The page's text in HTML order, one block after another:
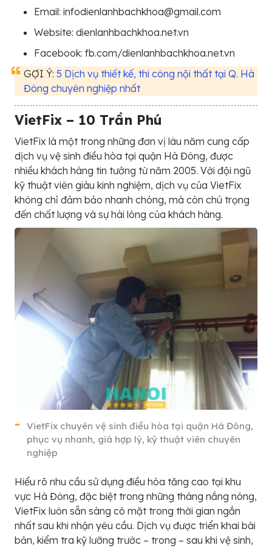
Email: infodienlanhbachkhoa@gmail.com
Website: dienlanhbachkhoa.net.vn
Facebook: fb.com/dienlanhbachkhoa.net.vn
GỢI Ý: 5 Dịch vụ thiết kế, thi công nội thất tại Q. Hà
Đông chuyên nghiệp nhất
VietFix – 10 Trần Phú
VietFix là một trong những đơn vị lâu năm cung cấp
dịch vụ vệ sinh điều hòa tại quận Hà Đông, được
nhiều khách hàng tin tưởng từ năm 2005. Với đội ngũ
kỹ thuật viên giàu kinh nghiệm, dịch vụ của VietFix
không chỉ đảm bảo nhanh chóng, mà còn chú trọng
đến chất lượng và sự hài lòng của khách hàng.
VietFix chuyên vệ sinh điều hòa tại quận Hà Đông,
phục vụ nhanh, giá hợp lý, kỹ thuật viên chuyên
nghiệp
Hiểu rõ nhu cầu sử dụng điều hòa tăng cao tại khu
vực Hà Đông, đặc biệt trong những tháng nắng nóng,
VietFix luôn sẵn sàng có mặt trong thời gian ngắn
nhất sau khi nhận yêu cầu. Dịch vụ được triển khai bài
bản, kiểm tra kỹ lưỡng trước – trong – sau khi vệ sinh,